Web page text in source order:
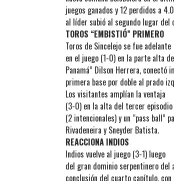
juegos ganados y 12 perdidos a
al líder subió al segundo lugar del
TOROS “EMBISTIÓ” PRIMERO
Toros de Sincelejo se fue adelante
en el juego (1-0) en la parte alta
Panamá” Dilson Herrera,
primera base por doble al prado
Los visitantes amplían la ventaja
(3-0) en la alta del tercer episodio
(2 intencionales) y un “pass ball”
Rivadeneira y Sneyder Batista.
REACCIONA INDIOS
Indios vuelve al juego (3-1) luego
del gran dominio serpentinero del
conclusión del cuarto capítulo,